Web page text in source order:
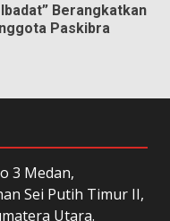
Berangkatkan
Paskibra
3 Medan,
Sei Putih Timur II,
Utara.